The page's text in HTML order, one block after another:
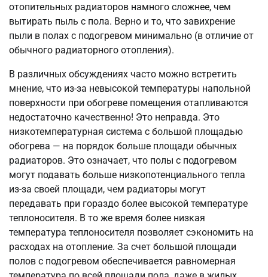
отопительных радиаторов намного сложнее, чем
вытирать пыль с пола. Верно и то, что завихрение
пыли в полах с подогревом минимально (в отличие от
обычного радиаторного отопления).
В различных обсуждениях часто можно встретить
мнение, что из-за невысокой температуры напольной
поверхности при обогреве помещения отапливаются
недостаточно качественно! Это неправда. Это
низкотемпературная система с большой площадью
обогрева — на порядок больше площади обычных
радиаторов. Это означает, что полы с подогревом
могут подавать больше низкопотенциального тепла
из-за своей площади, чем радиаторы могут
передавать при гораздо более высокой температуре
теплоносителя. В то же время более низкая
температура теплоносителя позволяет сэкономить на
расходах на отопление. За счет большой площади
полов с подогревом обеспечивается равномерная